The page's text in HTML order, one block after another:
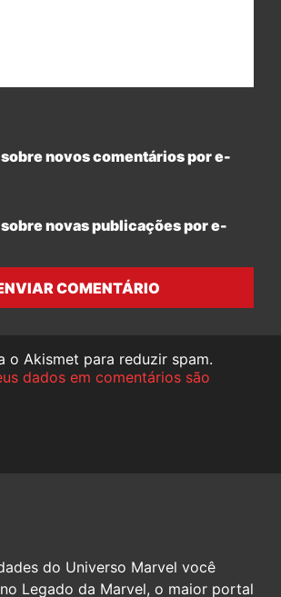
novos comentários por e-
novas publicações por e-
COMENTÁRIO
o Akismet para reduzir spam.
dados em comentários são
do Universo Marvel você
Legado da Marvel, o maior portal